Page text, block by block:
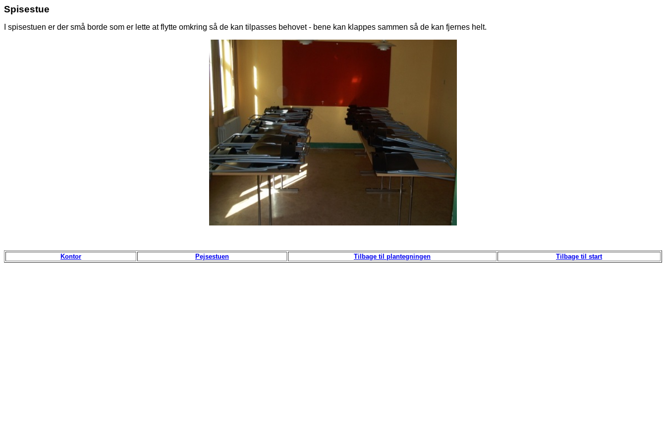
Spisestue
I spisestuen er der små borde som er lette at flytte omkring så de kan tilpasses behovet - bene kan klappes sammen så de kan fjernes helt.
Kontor Pejsestuen Tilbage til plantegningen Tilbage til start